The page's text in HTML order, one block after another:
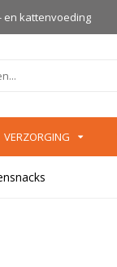
en kattenvoeding
VERZORGING